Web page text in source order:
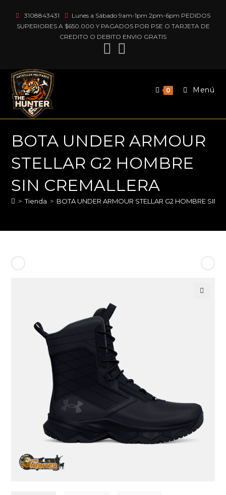
contenido
3108843431
Lunes a Sábado 9am-1pm 2pm-6pm PEDIDOS
SUPERIORES A $650.000 Y PAGADOS POR PSE O TARJETA DE
CREDITO O DEBITO ENVIO GRATIS
0 Menú
BOTA UNDER ARMOUR
STELLAR G2 HOMBRE
SIN CREMALLERA
> Tienda > BOTA UNDER ARMOUR STELLAR G2 HOMBRE SIN